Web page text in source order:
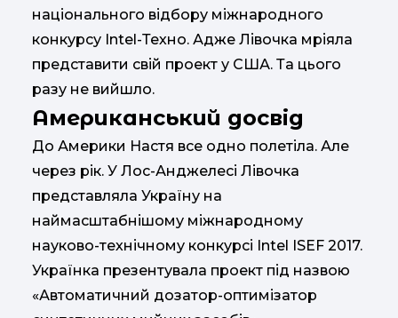
національного відбору міжнародного
конкурсу Intel-Техно. Адже Лівочка мріяла
представити свій проект у США. Та цього
разу не вийшло.
Американський досвід
До Америки Настя все одно полетіла. Але
через рік. У Лос-Анджелесі Лівочка
представляла Україну на
наймасштабнішому міжнародному
науково-технічному конкурсі Intel ISEF 2017.
Українка презентувала проект під назвою
«Автоматичний дозатор-оптимізатор